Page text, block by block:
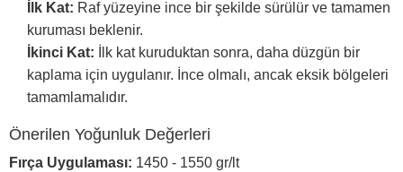
İlk Kat: Raf yüzeyine ince bir şekilde sürülür ve tamamen
kuruması beklenir.
İkinci Kat: İlk kat kuruduktan sonra, daha düzgün bir
kaplama için uygulanır. İnce olmalı, ancak eksik bölgeleri
tamamlamalıdır.
Önerilen Yoğunluk Değerleri
Fırça Uygulaması: 1450 - 1550 gr/lt